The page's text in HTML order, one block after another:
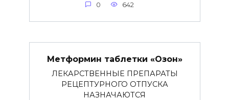
0 642
Метформин таблетки «Озон»
ЛЕКАРСТВЕННЫЕ ПРЕПАРАТЫ
РЕЦЕПТУРНОГО ОТПУСКА
НАЗНАЧАЮТСЯ